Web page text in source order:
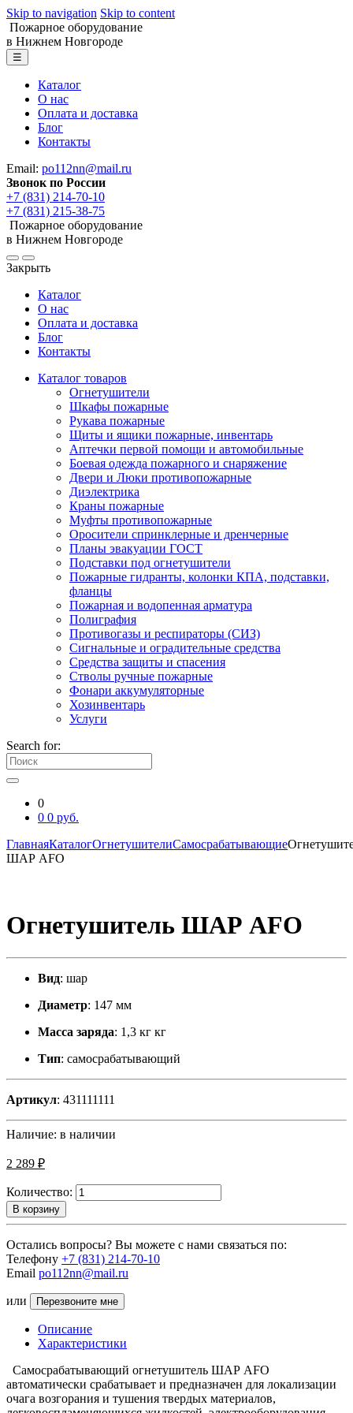
Skip to navigation Skip to content
Пожарное оборудование
в Нижнем Новгороде
☰
Каталог
О нас
Оплата и доставка
Блог
Контакты
Email: po112nn@mail.ru
Звонок по России
+7 (831) 214-70-10
+7 (831) 215-38-75
Пожарное оборудование
в Нижнем Новгороде
Закрыть
Каталог
О нас
Оплата и доставка
Блог
Контакты
Каталог товаров
Огнетушители
Шкафы пожарные
Рукава пожарные
Щиты и ящики пожарные, инвентарь
Аптечки первой помощи и автомобильные
Боевая одежда пожарного и снаряжение
Двери и Люки противопожарные
Диэлектрика
Краны пожарные
Муфты противопожарные
Оросители спринклерные и дренчерные
Планы эвакуации ГОСТ
Подставки под огнетушители
Пожарные гидранты, колонки КПА, подставки,
фланцы
Пожарная и водопенная арматура
Полиграфия
Противогазы и респираторы (СИЗ)
Сигнальные и оградительные средства
Средства защиты и спасения
Стволы ручные пожарные
Фонари аккумуляторные
Хозинвентарь
Услуги
Search for:
0
0 0 руб.
ГлавнаяКаталогОгнетушителиCамосрабатывающие
ШАР AFO
Огнетушитель ШАР AFO
Вид: шар
Диаметр: 147 мм
Масса заряда: 1,3 кг кг
Тип: самосрабатывающий
Артикул: 431111111
Наличие: в наличии
2 289 ₽
Количество:
В корзину
Остались вопросы? Вы можете с нами связаться по:
Телефону +7 (831) 214-70-10
Email po112nn@mail.ru
или Перезвоните мне
Описание
Характеристики
Самосрабатывающий огнетушитель ШАР AFO
автоматически срабатывает и предназначен для локализации
очага возгорания и тушения твердых материалов,